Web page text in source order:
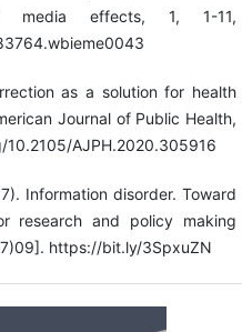
media effects, 1, 1-11,
as a solution for health
Journal of Public Health,
AJPH.2020.305916
Information disorder. Toward
research and policy making
https://bit.ly/3SpxuZN